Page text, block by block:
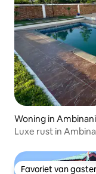
Woning in
Luxe rust in
Favoriet van